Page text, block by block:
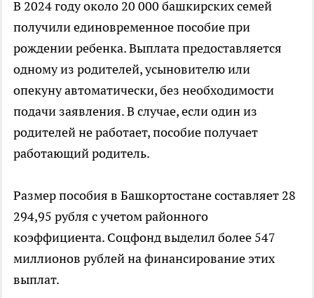
В 2024 году около 20 000 башкирских семей
получили единовременное пособие при
рождении ребенка. Выплата предоставляется
одному из родителей, усыновителю или
опекуну автоматически, без необходимости
подачи заявления. В случае, если один из
родителей не работает, пособие получает
работающий родитель.
Размер пособия в Башкортостане составляет 28
294,95 рубля с учетом районного
коэффициента. Соцфонд выделил более 547
миллионов рублей на финансирование этих
выплат.